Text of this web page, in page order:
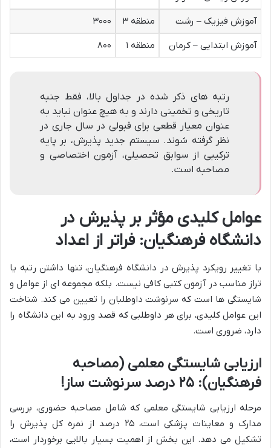
آموزش فیزیک – رشت
منطقه ۳
۳۰۰۰
آموزش ابتدایی – کرمان
منطقه ۱ ۸۰۰
رتبه های ذکر شده در جداول بالا، فقط جنبه
تاریخی و تخمینی دارند و به هیچ عنوان نباید به
عنوان معیار قطعی برای قبولی در سال جاری در
نظر گرفته شوند. سیستم جدید پذیرش، بر پایه
ترکیبی از سوابق تحصیلی، آزمون اختصاصی و
مصاحبه است.
عوامل کلیدی مؤثر بر پذیرش در
دانشگاه فرهنگیان: فراتر از اعداد
با تغییر رویکرد پذیرش در دانشگاه فرهنگیان، تنها داشتن رتبه یا
تراز مناسب در آزمون کتبی کافی نیست. بلکه مجموعه ای از عوامل و
شایستگی ها است که سرنوشت داوطلبان را تعیین می کند. شناخت
این عوامل کلیدی، برای هر داوطلبی که قصد ورود به این دانشگاه را
دارد، ضروری است.
ارزیابی شایستگی معلمی (مصاحبه
فرهنگیان): ۲۵ درصد سرنوشت ساز!
مرحله ارزیابی شایستگی معلمی که شامل مصاحبه حضوری، بررسی
مدارک و معاینات پزشکی است، ۲۵ درصد از نمره کل پذیرش را
تشکیل می دهد. این بخش از اهمیت بسیار بالایی برخوردار است،